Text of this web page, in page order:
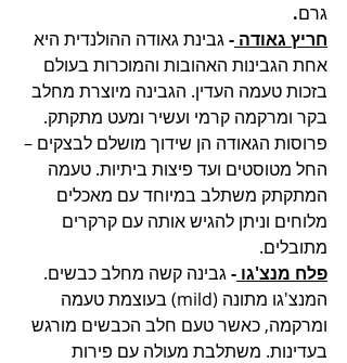
גרם.
חריץ גאודה - גבינת גאודה ההולנדית היא
אחת הגבינות האהובות והמוכרות בעולם
בזכות טעמה העדין. הגבינה מיוצרת מחלב
בקר ומרקמה קרמי ועשיר ומעט מתקתק.
פרוסות הגאודה הן שידוך מושלם לבצקים –
החל מטוסטים ועד פיצות ביתיות. טעמה
המתקתק משתלב במיוחד עם מאכלים
מלוחים וניתן להגיש אותה עם קרקרים
מתובלים.
פלח מנצ'גו - גבינה קשה מחלב כבשים.
המנצ'גו מתונה (mild) בעוצמת טעמה
ומרקמה, כאשר טעם חלב הכבשים מורגש
בעדינות. משתלבת מעולה עם פירות